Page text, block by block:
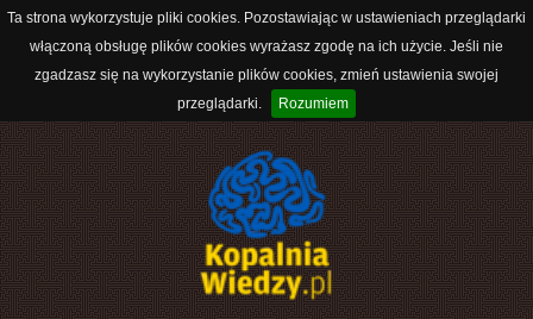
Ta strona wykorzystuje pliki cookies. Pozostawiając w ustawieniach przeglądarki
włączoną obsługę plików cookies wyrażasz zgodę na ich użycie. Jeśli nie
zgadzasz się na wykorzystanie plików cookies, zmień ustawienia swojej
przeglądarki.
Rozumiem